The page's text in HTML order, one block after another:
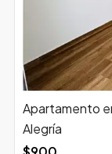
Apartamento
Alegría